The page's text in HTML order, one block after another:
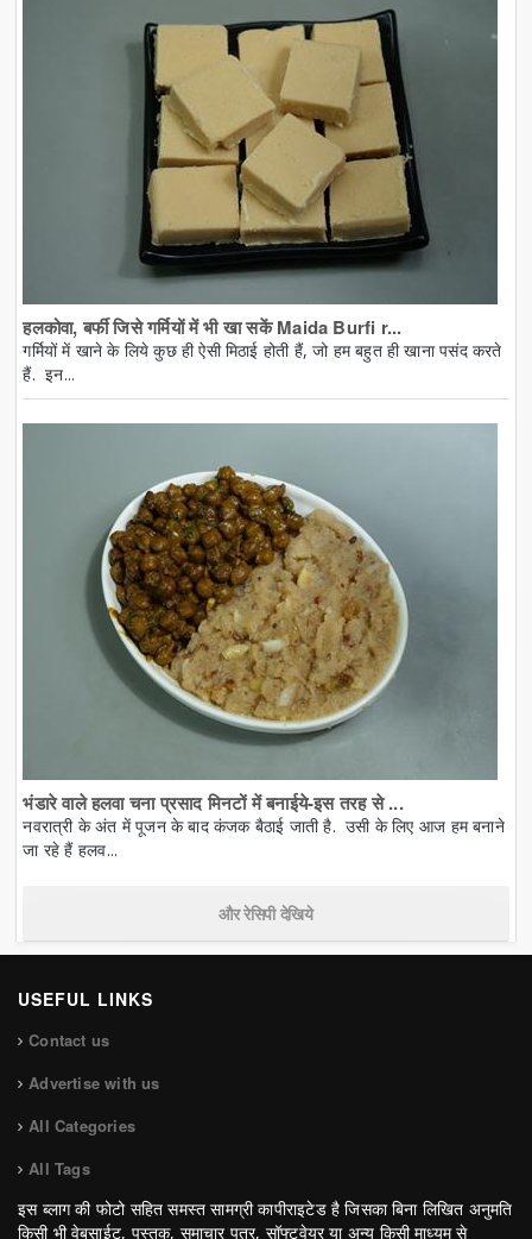
हलकोवा, बर्फी जिसे गर्मियों में भी खा सकें Maida Burfi r...
गर्मियों में खाने के लिये कुछ ही ऐसी मिठाई होती हैं, जो हम बहुत ही खाना पसंद करते
हैं. इन...
भंडारे वाले हलवा चना प्रसाद मिनटों में बनाईये-इस तरह से ...
नवरात्री के अंत में पूजन के बाद कंजक बैठाई जाती है. उसी के लिए आज हम बनाने
जा रहे हैं हलव...
और रेसिपी देखिये
USEFUL LINKS
Contact us
Advertise with us
All Categories
All Tags
इस ब्लाग की फोटो सहित समस्त सामग्री कापीराइटेड है जिसका बिना लिखित अनुमति
किसी भी वेबसाईट, पुस्तक, समाचार पत्र, सॉफ्टवेयर या अन्य किसी माध्यम से